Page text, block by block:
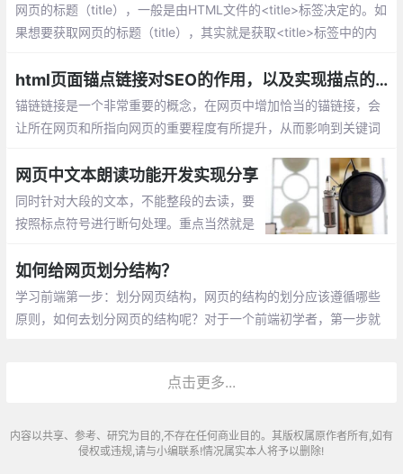
网页的标题（title），一般是由HTML文件的<title>标签决定的。如
果想要获取网页的标题（title），其实就是获取<title>标签中的内
帮助。
html页面锚点链接对SEO的作用，以及实现描点的三种方式
锚链链接是一个非常重要的概念，在网页中增加恰当的锚链接，会
让所在网页和所指向网页的重要程度有所提升，从而影响到关键词
网页中文本朗读功能开发实现分享
同时针对大段的文本，不能整段的去读，要
按照标点符号进行断句处理。重点当然就是
成语音即可。
如何给网页划分结构？
学习前端第一步：划分网页结构，网页的结构的划分应该遵循哪些
原则，如何去划分网页的结构呢？对于一个前端初学者，第一步就
点击更多...
内容以共享、参考、研究为目的,不存在任何商业目的。其版权属原作者所有,如有
侵权或违规,请与小编联系!情况属实本人将予以删除!